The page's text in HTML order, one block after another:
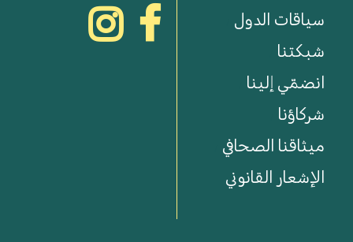
سياقات الدول
شبكتنا
انضمّي إلينا
شركاؤنا
ميثاقنا الصحافي
الإشعار القانوني